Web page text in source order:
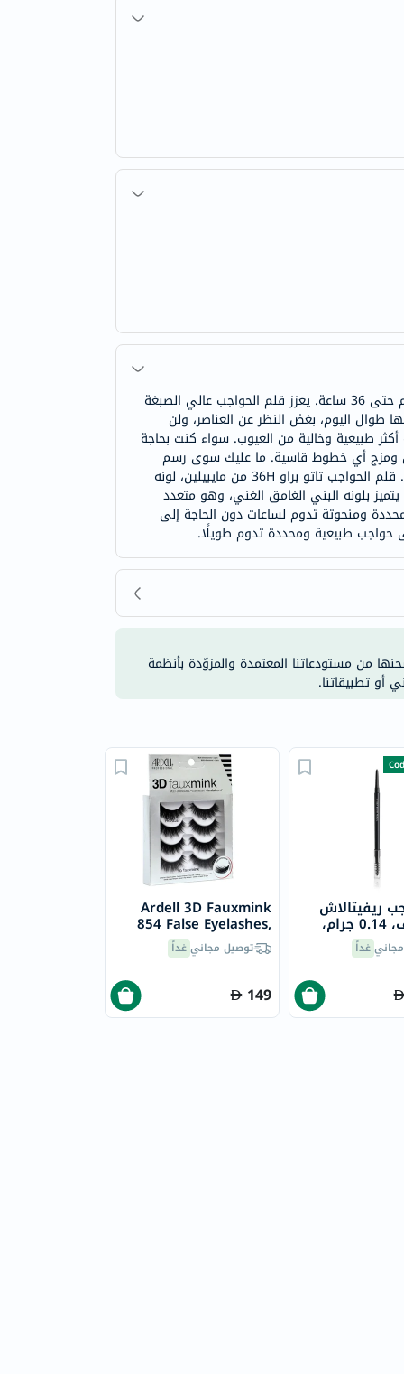
قلم الحواجب تاتو براو 36H من مايبيلين 07 بني غامق مصمم لمساعدتك على الحصول على حواجب محددة وممتلئة تمامًا تدوم حتى 36 ساعة. يعزز قلم الحواجب عالي الصبغة
طوال اليوم، بغض النظر عن العناصر، ولن
طبيعية وخالية من العيوب. سواء كنت بحاجة
ومزج أي خطوط قاسية. ما عليك سوى رسم
ضربات رأسية لتقليد الشعر الطبيعي، واستخدام فرشاة الملفوفة للمزج، وستحصلين على حواجب تبدو محددة وممتلئة دون عناء. قلم الحواجب تاتو براو 36H من مايبيلين، لونه
بلونه البني الغامق الغني، وهو متعدد
ومنحوتة تدوم لساعات دون الحاجة إلى
حواجب طبيعية ومحددة تدوم طويلًا.
من مستودعاتنا المعتمدة والمزوّدة بأنظمة
أو تطبيقاتنا.
Ardell 3D Fauxmink
854 False Eyelashes,
Pair of 4's
توصيل مجانيغداً
149
ريفيتالاش
هاي-ديف، 0.14 جرام،
غداً